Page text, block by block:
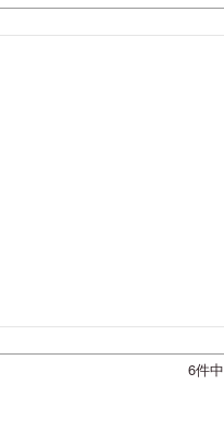
6件中